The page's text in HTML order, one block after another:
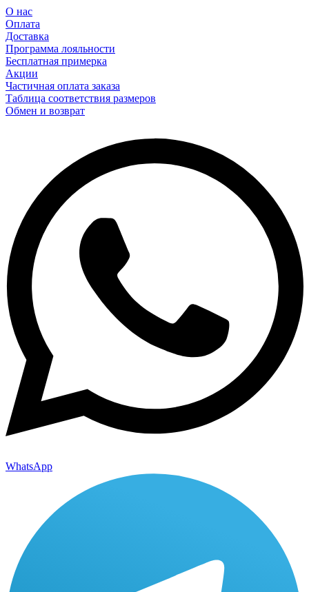
О нас
Оплата
Доставка
Программа лояльности
Бесплатная примерка
Акции
Частичная оплата заказа
Таблица соответствия размеров
Обмен и возврат
WhatsApp